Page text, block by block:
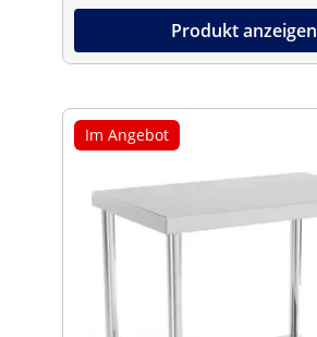
Produkt anzeigen
Im Angebot